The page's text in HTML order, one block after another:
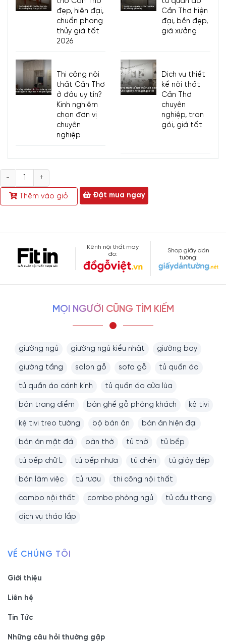
đẹp, hiện đại,
chuẩn phong
thủy giá tốt
2026
Cần Thơ hiện
đại, bền đẹp,
giá xưởng
Thi công nội
thất Cần Thơ
ở đâu uy tín?
Kinh nghiệm
chọn đơn vị
chuyên
nghiệp
Dịch vụ thiết
kế nội thất
Cần Thơ
chuyên
nghiệp, trọn
gói, giá tốt
Số
lượng
Thêm vào giỏ
Đặt mua ngay
Kênh nội thất may
đo:
Shop giấy dán
tường:
MỌI NGƯỜI CŨNG TÌM KIẾM
giường ngủ giường ngủ kiểu nhật giường bay
giường tầng salon gỗ sofa gỗ tủ quần áo
tủ quần áo cánh kính tủ quần áo cửa lùa
bàn trang điểm bàn ghế gỗ phòng khách kệ tivi
kệ tivi treo tường bộ bàn ăn bàn ăn hiện đại
bàn ăn mặt đá bàn thờ tủ thờ tủ bếp
tủ bếp chữ L tủ bếp nhựa tủ chén tủ giày dép
bàn làm việc tủ rượu thi công nội thất
combo nội thất combo phòng ngủ tủ cầu thang
dịch vụ tháo lắp
VỀ CHÚNG TÔI
Giới thiệu
Liên hệ
Tin Tức
Những câu hỏi thường gặp